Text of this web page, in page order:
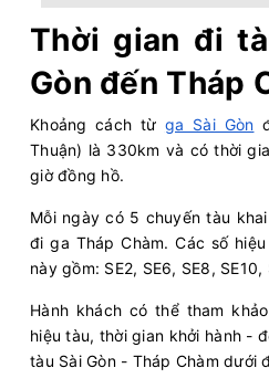
Thời gian đi
Gòn đến Tháp
Khoảng cách từ ga Sài Gòn
Thuận) là 330km và có thời
giờ đồng hồ.
Mỗi ngày có 5 chuyến tàu
đi ga Tháp Chàm. Các số
này gồm: SE2, SE6, SE8, SE10,
Hành khách có thể tham
hiệu tàu, thời gian khởi hành -
tàu Sài Gòn - Tháp Chàm dưới